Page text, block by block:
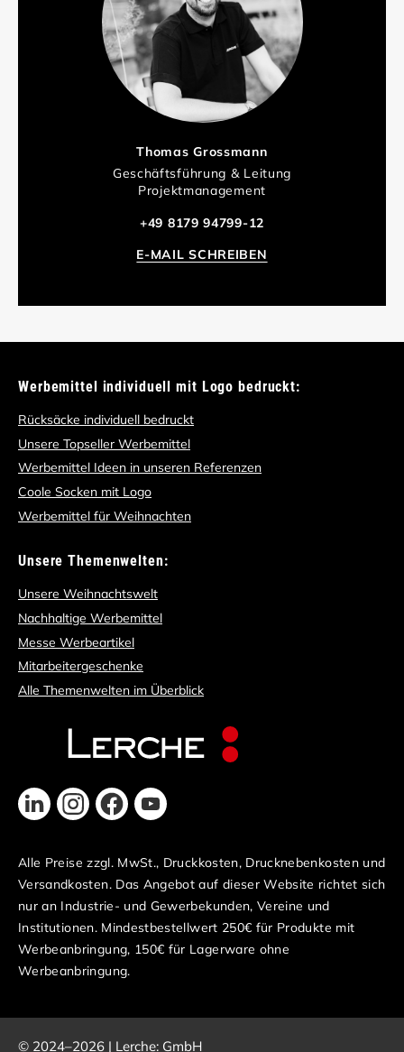
Thomas Grossmann
Geschäftsführung & Leitung
Projektmanagement
+49 8179 94799-12
E-MAIL SCHREIBEN
Werbemittel individuell mit Logo bedruckt:
Rücksäcke individuell bedruckt
Unsere Topseller Werbemittel
Werbemittel Ideen in unseren Referenzen
Coole Socken mit Logo
Werbemittel für Weihnachten
Unsere Themenwelten:
Unsere Weihnachtswelt
Nachhaltige Werbemittel
Messe Werbeartikel
Mitarbeitergeschenke
Alle Themenwelten im Überblick
Alle Preise zzgl. MwSt., Druckkosten, Drucknebenkosten und
Versandkosten. Das Angebot auf dieser Website richtet sich
nur an Industrie- und Gewerbekunden, Vereine und
Institutionen. Mindestbestellwert 250€ für Produkte mit
Werbeanbringung, 150€ für Lagerware ohne
Werbeanbringung.
© 2024–2026 | Lerche: GmbH